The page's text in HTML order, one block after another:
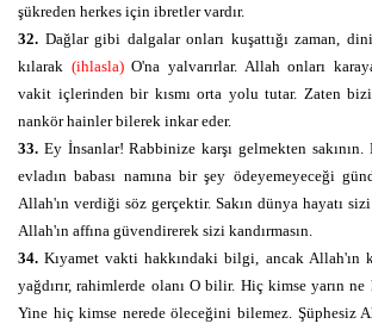
şükreden herkes için ibretler vardır.
32. Dağlar gibi dalgalar onları kuşattığı zaman,
kılarak (ihlasla)O'na yalvarırlar. Allah onları
vakit içlerinden bir kısmı orta yolu tutar. Zaten
nankör hainler bilerek inkar eder.
33. Ey İnsanlar! Rabbinize karşı gelmekten sakının.
evladın babası namına bir şey ödeyemeyeceği
Allah'ın verdiği söz gerçektir. Sakın dünya hayatı
Allah'ın affına güvendirerek sizi kandırmasın.
34.Kıyamet vakti hakkındaki bilgi, ancak Allah'ın
yağdırır, rahimlerde olanı O bilir. Hiç kimse yarın ne
Yine hiç kimse nerede öleceğini bilemez. Şüphesiz